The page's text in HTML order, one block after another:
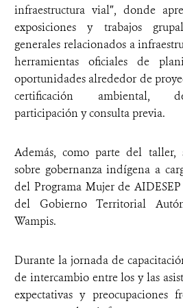
infraestructura vial″, donde
exposiciones y trabajos
generales relacionados a
herramientas oficiales de
oportunidades alrededor de
certificación ambiental,
participación y consulta previa.
Además, como parte del taller,
sobre gobernanza indígena a
del Programa Mujer de
del Gobierno Territorial
Wampis.
Durante la jornada de
de intercambio entre los y las
expectativas y preocupaciones